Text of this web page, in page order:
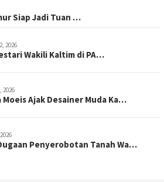
Siap Jadi Tuan …
2026
Wakili Kaltim di PA…
2026
Moeis Ajak Desainer Muda Ka…
Penyerobotan Tanah Wa…